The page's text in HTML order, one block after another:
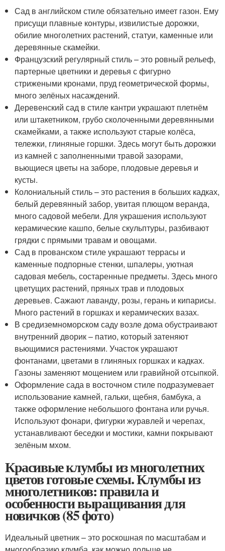
Сад в английском стиле обязательно имеет газон. Ему
присущи плавные контуры, извилистые дорожки,
обилие многолетних растений, статуи, каменные или
деревянные скамейки.
Французский регулярный стиль – это ровный рельеф,
партерные цветники и деревья с фигурно
стрижеными кронами, пруд геометрической формы,
много зелёных насаждений.
Деревенский сад в стиле кантри украшают плетнём
или штакетником, грубо сколоченными деревянными
скамейками, а также используют старые колёса,
тележки, глиняные горшки. Здесь могут быть дорожки
из камней с заполненными травой зазорами,
вьющиеся цветы на заборе, плодовые деревья и
кусты.
Колониальный стиль – это растения в больших кадках,
белый деревянный забор, увитая плющом веранда,
много садовой мебели. Для украшения используют
керамические кашпо, белые скульптуры, разбивают
грядки с прямыми травам и овощами.
Сад в прованском стиле украшают террасы и
каменные подпорные стенки, шпалеры, уютная
садовая мебель, состаренные предметы. Здесь много
цветущих растений, пряных трав и плодовых
деревьев. Сажают лаванду, розы, герань и кипарисы.
Много растений в горшках и керамических вазах.
В средиземноморском саду возле дома обустраивают
внутренний дворик – патио, который затеняют
вьющимися растениями. Участок украшают
фонтанами, цветами в глиняных горшках и кадках.
Газоны заменяют мощением или гравийной отсыпкой.
Оформление сада в восточном стиле подразумевает
использование камней, гальки, щебня, бамбука, а
также оформление небольшого фонтана или ручья.
Используют фонари, фигурки журавлей и черепах,
устанавливают беседки и мостики, камни покрывают
зелёным мхом.
Красивые клумбы из многолетних
цветов готовые схемы. Клумбы из
многолетников: правила и
особенности выращивания для
новичков (85 фото)
Идеальный цветник – это роскошная по масштабам и